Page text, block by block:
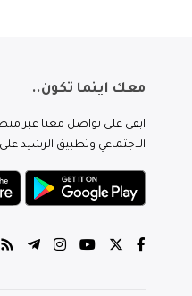
معك اينما تكون..
ابقى على تواصل معنا عبر
الاجتماعي وتطبيق الرشيد